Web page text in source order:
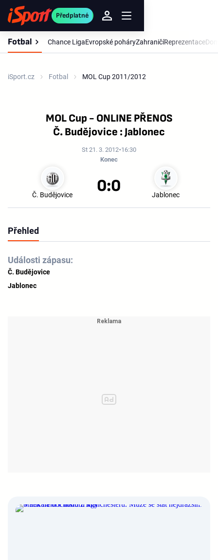
Předplatné
Fotbal Chance LigaEvropské poháryZahraničíReprezentace
iSport.cz Fotbal MOL Cup 2011/2012
MOL Cup - ONLINE PŘENOS
Č. Budějovice : Jablonec
St 21. 3. 2012 16:30
Konec
Č. Budějovice Jablonec
0:0
Přehled
Události zápasu:
Č. Budějovice
Jablonec